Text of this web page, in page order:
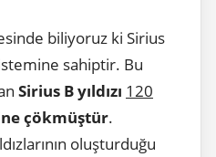
biliyoruz ki Sirius
sahiptir. Bu
Sirius B yıldızı 120
çökmüştür.
oluşturduğu